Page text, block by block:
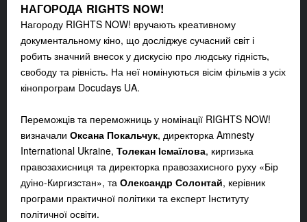
НАГОРОДА RIGHTS NOW!
Нагороду RIGHTS NOW! вручають креативному
документальному кіно, що досліджує сучасний світ і
робить значний внесок у дискусію про людську гідність,
свободу та рівність. На неї номінуються вісім фільмів з усіх
кінопрограм Docudays UA.
Переможців та переможниць у номінації RIGHTS NOW!
визначали Оксана Покальчук, директорка Amnesty
International Ukraine, Толекан Ісмаїлова, киргизька
правозахисниця та директорка правозахисного руху «Бір
дуіно-Киргизстан», та Олександр Солонтай, керівник
програми практичної політики та експерт Інституту
політичної освіти.